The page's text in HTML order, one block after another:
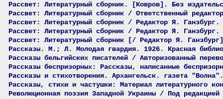
Рассвет: Литературный сборник. [Ковров]. Без
Рассвет: Литературный сборник / Ответственный
Рассвет: Литературный сборник / Редактор Я.
Рассвет: Литературный сборник / Редактор Я.
Рассвет: Литературный сборник [/ Редактор Я.
Рассказы. М.; Л. Молодая гвардия. 1926. Красная
Рассказы бельгийских писателей / Авторизованный
Рассказы беспризорных: Рассказы, написанные
Рассказы и стихотворения. Архангельск. газета
Рассказы, стихи и частушки: Материал литературного
Революционная поэзия Западной Украины / Под